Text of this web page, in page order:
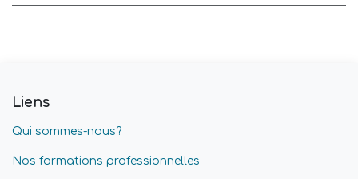
Liens
Qui sommes-nous?
Nos formations professionnelles